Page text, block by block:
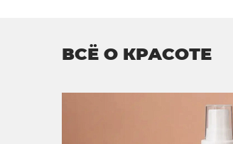
ВСЁ О КРАСОТЕ